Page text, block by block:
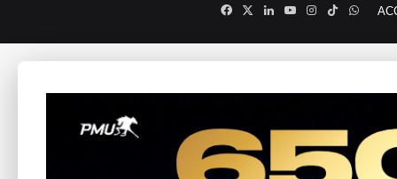
Facebook
X LinkedinYouTubeInstagram
TikTok